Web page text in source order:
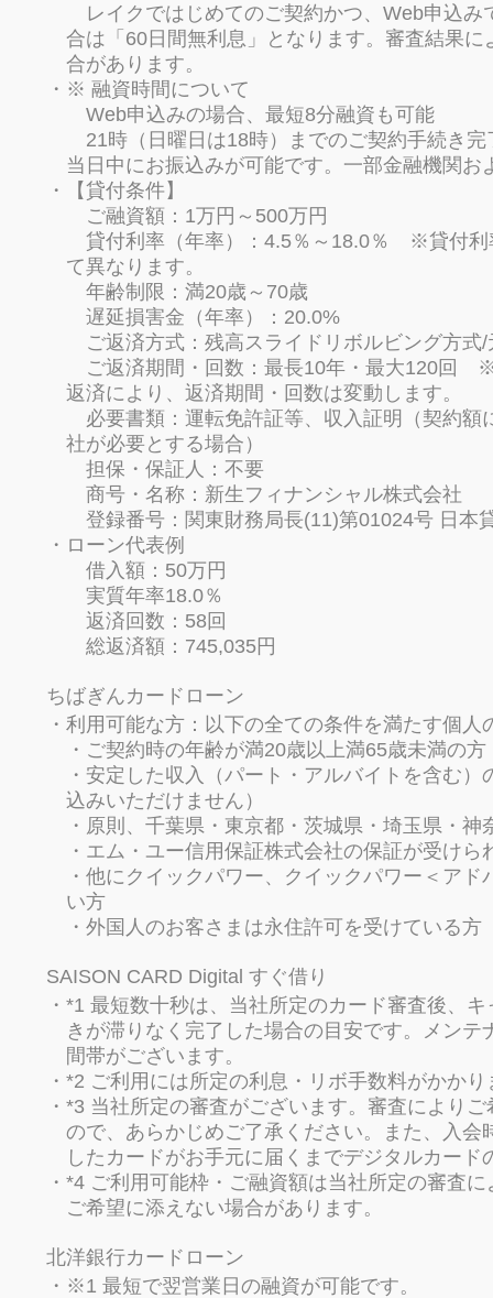
レイクではじめてのご契約かつ、Web申込み
合は「60日間無利息」となります。審査結果
合があります。
※ 融資時間について
Web申込みの場合、最短8分融資も可能
21時（日曜日は18時）までのご契約手続き
当日中にお振込みが可能です。一部金融機関
【貸付条件】
ご融資額：1万円～500万円
貸付利率（年率）：4.5％～18.0％ ※貸付利
て異なります。
年齢制限：満20歳～70歳
遅延損害金（年率）：20.0%
ご返済方式：残高スライドリボルビング方式
ご返済期間・回数：最長10年・最大120回
返済により、返済期間・回数は変動します。
必要書類：運転免許証等、収入証明（契約額
社が必要とする場合）
担保・保証人：不要
商号・名称：新生フィナンシャル株式会社
登録番号：関東財務局長(11)第01024号 日本
ローン代表例
借入額：50万円
実質年率18.0％
返済回数：58回
総返済額：745,035円
ちばぎんカードローン
利用可能な方：以下の全ての条件を満たす個人
・ご契約時の年齢が満20歳以上満65歳未満の方
・安定した収入（パート・アルバイトを含む
込みいただけません）
・原則、千葉県・東京都・茨城県・埼玉県・
・エム・ユー信用保証株式会社の保証が受けら
・他にクイックパワー、クイックパワー＜ア
い方
・外国人のお客さまは永住許可を受けている方
SAISON CARD Digital すぐ借り
*1 最短数十秒は、当社所定のカード審査後、
きが滞りなく完了した場合の目安です。メン
間帯がございます。
*2 ご利用には所定の利息・リボ手数料がかかり
*3 当社所定の審査がございます。審査により
ので、あらかじめご了承ください。また、入
したカードがお手元に届くまでデジタルカード
*4 ご利用可能枠・ご融資額は当社所定の審査
ご希望に添えない場合があります。
北洋銀行カードローン
※1 最短で翌営業日の融資が可能です。